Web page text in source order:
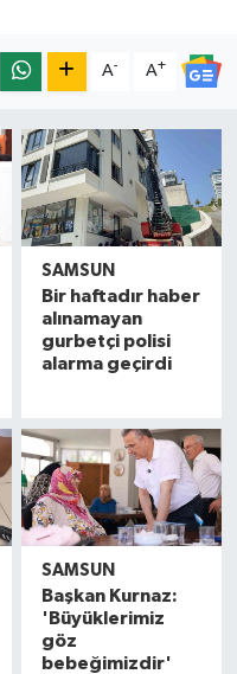
A- A+
SAMSUN
Bir haftadır haber
alınamayan
gurbetçi polisi
alarma geçirdi
SAMSUN
Başkan Kurnaz:
'Büyüklerimiz
göz
bebeğimizdir'